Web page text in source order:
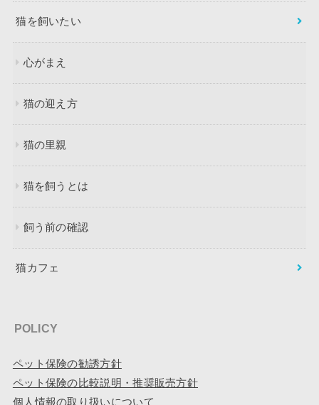
猫を飼いたい
心がまえ
猫の迎え方
猫の里親
猫を飼うとは
飼う前の確認
猫カフェ
POLICY
ペット保険の勧誘方針
ペット保険の比較説明・推奨販売方針
個人情報の取り扱いについて